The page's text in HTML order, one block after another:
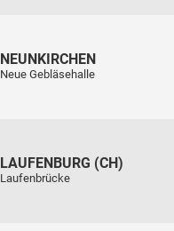
NEUNKIRCHEN
Neue Gebläsehalle
LAUFENBURG (CH)
Laufenbrücke